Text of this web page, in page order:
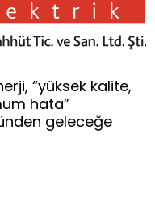
“yüksek kalite,
hata”
geleceğe